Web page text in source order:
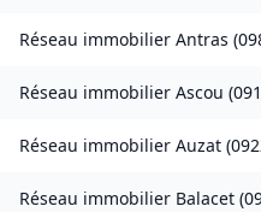
Réseau immobilier Antras (
Réseau immobilier Ascou (
Réseau immobilier Auzat (
Réseau immobilier Balacet (